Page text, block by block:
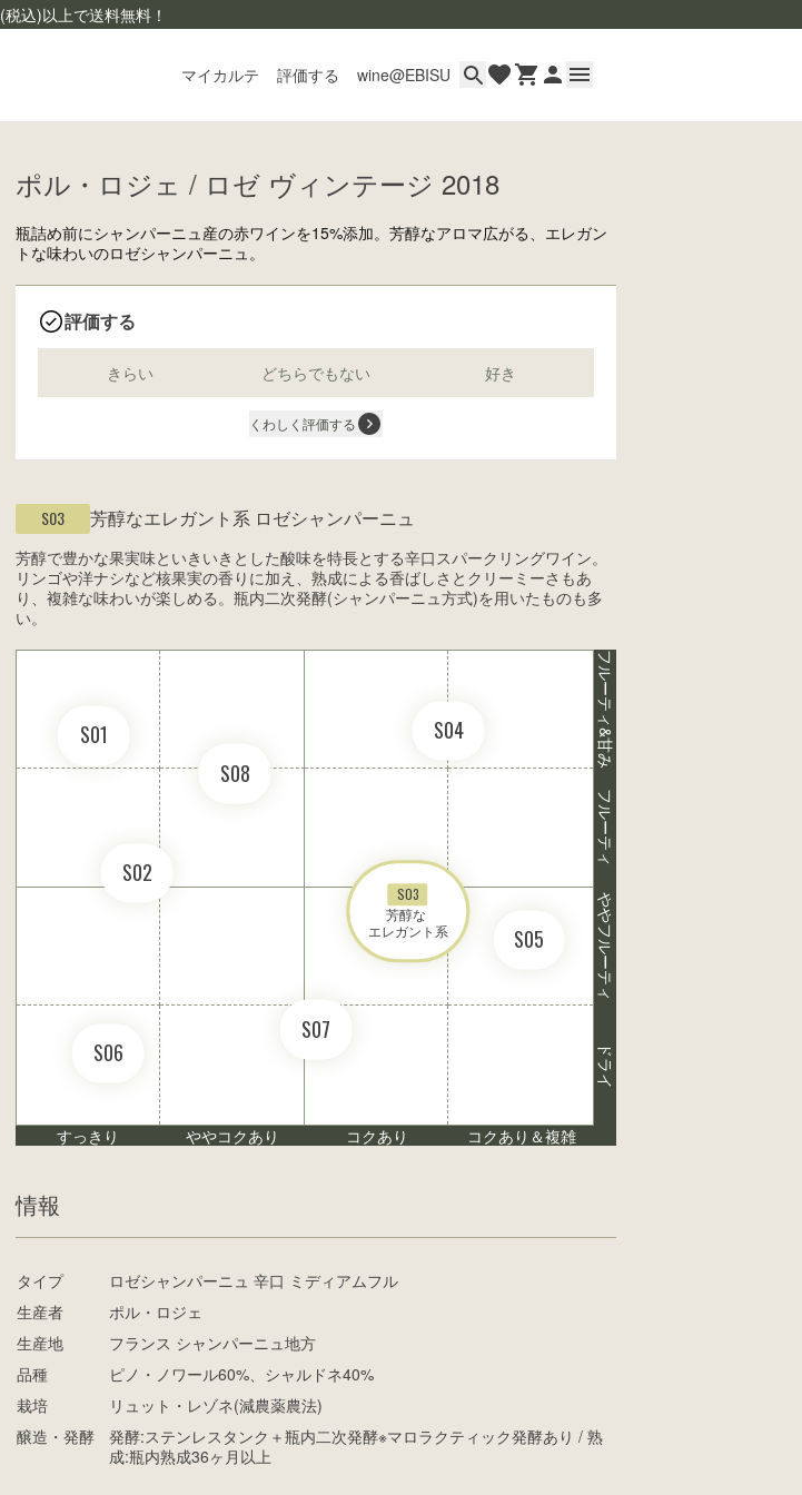
(税込)以上で送料無料！
マイカルテ 評価する wine@EBISU
ログイン
お問い合わせ
wine@とは
ポル・ロジェ / ロゼ ヴィンテージ 2018
瓶詰め前にシャンパーニュ産の赤ワインを15%添加。芳醇なアロマ広がる、エレガン
トな味わいのロゼシャンパーニュ。
評価する
きらい どちらでもない 好き
くわしく評価する
S03 芳醇なエレガント系 ロゼシャンパーニュ
芳醇で豊かな果実味といきいきとした酸味を特長とする辛口スパークリングワイン。
リンゴや洋ナシなど核果実の香りに加え、熟成による香ばしさとクリーミーさもあ
り、複雑な味わいが楽しめる。瓶内二次発酵(シャンパーニュ方式)を用いたものも多
い。
S01
S02
S03
芳醇な
エレガント系
S04
S05
S06
S07
S08
フルーティ&甘み
フルーティ
ややフルーティ
ドライ
すっきり ややコクあり コクあり コクあり＆複雑
情報
タイプ
ロゼシャンパーニュ 辛口 ミディアムフル
生産者
ポル・ロジェ
生産地
フランス シャンパーニュ地方
品種
ピノ・ノワール60%、シャルドネ40%
栽培
リュット・レゾネ(減農薬農法)
醸造・発酵
発酵:ステンレスタンク＋瓶内二次発酵※マロラクティック発酵あり / 熟
成:瓶内熟成36ヶ月以上